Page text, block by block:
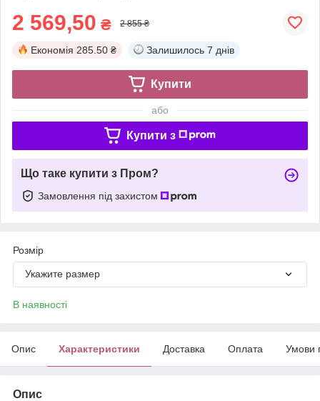
2 569,50 ₴ 2 855 ₴
Економія 285.50 ₴ Залишилось 7 днів
Купити
або
Купити з
Що таке купити з Пром?
Замовлення під захистом
Розмір
Укажите размер
В наявності
Опис Характеристики Доставка Оплата Умови
Опис